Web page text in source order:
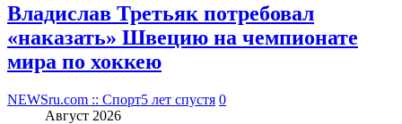
Владислав Третьяк потребовал
«наказать» Швецию на чемпионате
мира по хоккею
NEWSru.com :: Спорт5 лет спустя 0
Август 2026